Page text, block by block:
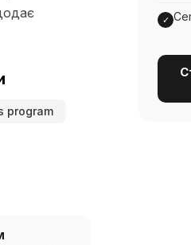
program
✓